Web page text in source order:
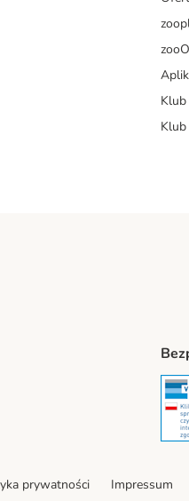
Klub
Klub
Method
Shipping Method
prywatności Impressum